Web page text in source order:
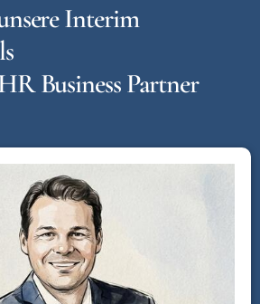
Interim
Business Partner